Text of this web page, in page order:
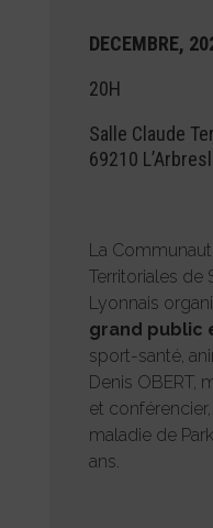
DECEMBRE,
20H
Salle Claude
69210
La
Territoriales de
Lyonnais
grand public
sport-santé,
Denis OBERT,
et
maladie de
ans.